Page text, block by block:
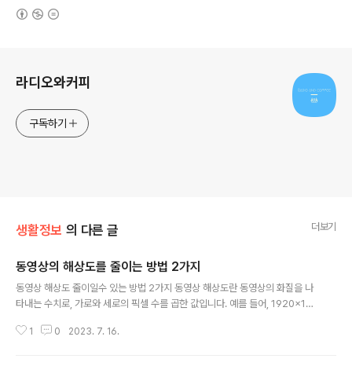
라디오와커피
구독하기
생활정보 의 다른 글 더보기
동영상의 해상도를 줄이는 방법 2가지
동영상 해상도 줄이일수 있는 방법 2가지 동영상 해상도란 동영상의 화질을 나
타내는 수치로, 가로와 세로의 픽셀 수를 곱한 값입니다. 예를 들어, 1920x10
다. 동영상 해상도를 줄이면 파일 크기가 작아지고, 인터넷에서 업로드하거나
1 0 2023. 7. 16.